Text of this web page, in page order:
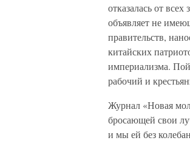
отказалась от
объявляет не
правительств,
китайских
империализма.
рабочий и
Журнал «Новая
бросающей свои
и мы ей без